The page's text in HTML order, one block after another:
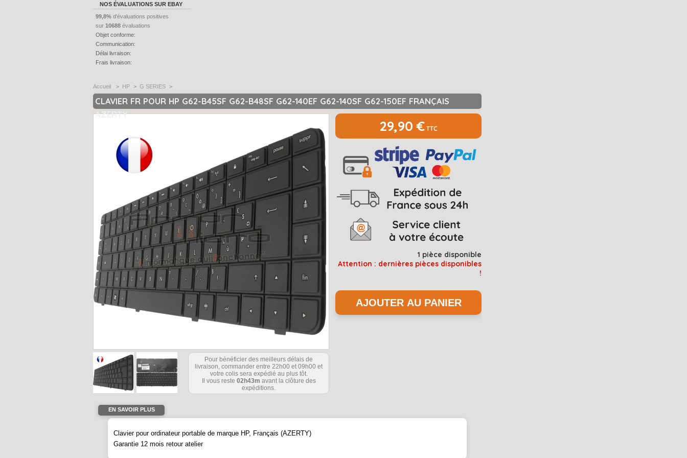
NOS ÉVALUATIONS SUR EBAY
99,8% d'évaluations positives
sur 10688 évaluations
Objet conforme:
Communication:
Délai livraison:
Frais livraison:
Accueil > HP > G SERIES >
CLAVIER FR POUR HP G62-B45SF G62-B48SF G62-140EF G62-140SF G62-150EF FRANÇAIS
AZERTY
Pour bénéficier des meilleurs délais de
livraison, commander entre 22h00 et 09h00 et
votre colis sera expédié au plus tôt.
Il vous reste 02h43m avant la clôture des
expéditions.
29,90 € TTC
1 pièce disponible
Attention : dernières pièces disponibles
!
EN SAVOIR PLUS
Clavier pour ordinateur portable de marque HP, Français (AZERTY)
Garantie 12 mois retour atelier